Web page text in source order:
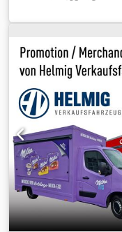
۲٬۱۰۰ میلی‌متر
,
مطبوع,